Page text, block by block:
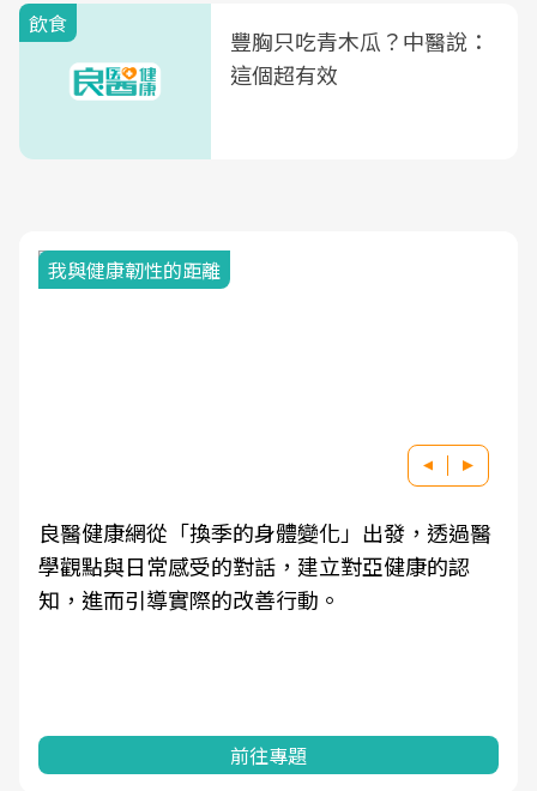
飲食
豐胸只吃青木瓜？中醫說：
這個超有效
我與健康韌性的距離
良醫健康網從「換季的身體變化」出發，透過醫
學觀點與日常感受的對話，建立對亞健康的認
知，進而引導實際的改善行動。
前往專題